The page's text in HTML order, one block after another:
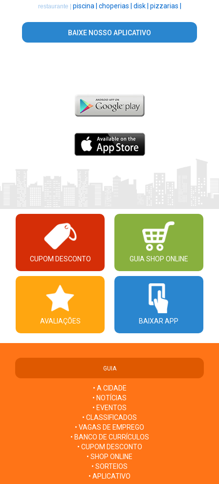
restaurante | piscina | choperias | disk | pizzarias |
BAIXE NOSSO APLICATIVO
CUPOM DESCONTO GUIA SHOP ONLINE
AVALIAÇÕES BAIXAR APP
GUIA
• A CIDADE
• NOTÍCIAS
• EVENTOS
• CLASSIFICADOS
• VAGAS DE EMPREGO
• BANCO DE CURRÍCULOS
• CUPOM DESCONTO
• SHOP ONLINE
• SORTEIOS
• APLICATIVO